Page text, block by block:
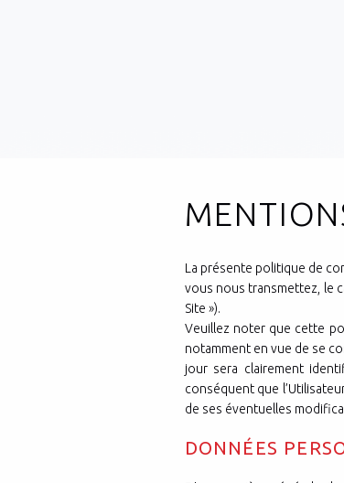
La présente politique de
vous nous transmettez, le
Site »).
Veuillez noter que cette
notamment en vue de se
jour sera clairement
conséquent que
de ses éventuelles
DONNÉES